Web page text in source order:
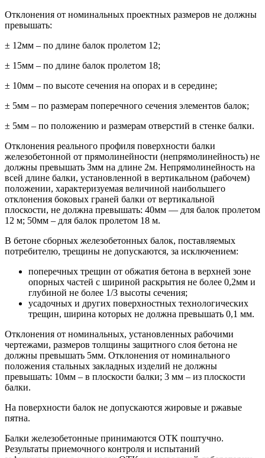
Отклонения от номинальных проектных размеров не должны
превышать:
± 12мм – по длине балок пролетом 12;
± 15мм – по длине балок пролетом 18;
± 10мм – по высоте сечения на опорах и в середине;
± 5мм – по размерам поперечного сечения элементов балок;
± 5мм – по положению и размерам отверстий в стенке балки.
Отклонения реального профиля поверхности балки
железобетонной от прямолинейности (непрямолинейность) не
должны превышать 3мм на длине 2м. Непрямолинейность на
всей длине балки, установленной в вертикальном (рабочем)
положении, характеризуемая величиной наибольшего
отклонения боковых граней балки от вертикальной
плоскости, не должна превышать: 40мм — для балок пролетом
12 м; 50мм – для балок пролетом 18 м.
В бетоне сборных железобетонных балок, поставляемых
потребителю, трещины не допускаются, за исключением:
поперечных трещин от обжатия бетона в верхней зоне
опорных частей с шириной раскрытия не более 0,2мм и
глубиной не более 1/3 высоты сечения;
усадочных и других поверхностных технологических
трещин, ширина которых не должна превышать 0,1 мм.
Отклонения от номинальных, установленных рабочими
чертежами, размеров толщины защитного слоя бетона не
должны превышать 5мм. Отклонения от номинального
положения стальных закладных изделий не должны
превышать: 10мм – в плоскости балки; 3 мм – из плоскости
балки.
На поверхности балок не допускаются жировые и ржавые
пятна.
Балки железобетонные принимаются ОТК поштучно.
Результаты приемочного контроля и испытаний